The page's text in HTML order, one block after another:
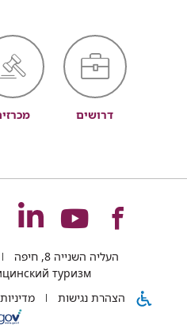
דרושים
לעמוד
שלשל
העליה השנייה 8, חיפה
туризм
הצהרת נגישות